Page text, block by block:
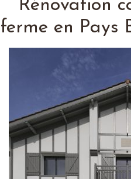
Rénovation
ferme en Pays